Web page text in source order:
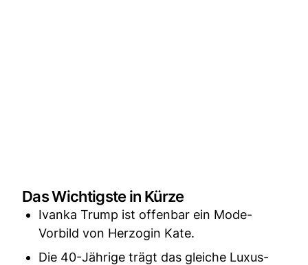
Das Wichtigste in Kürze
Ivanka Trump ist offenbar ein Mode-
Vorbild von Herzogin Kate.
Die 40-Jährige trägt das gleiche Luxus-